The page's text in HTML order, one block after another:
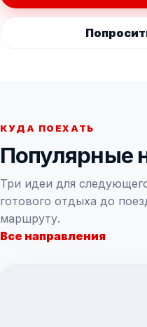
КУДА ПОЕХАТЬ
Популярные
Три идеи для
готового отдыха до
маршруту.
Все направления